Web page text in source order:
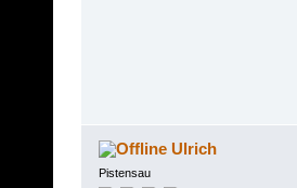
Ulrich
Pistensau